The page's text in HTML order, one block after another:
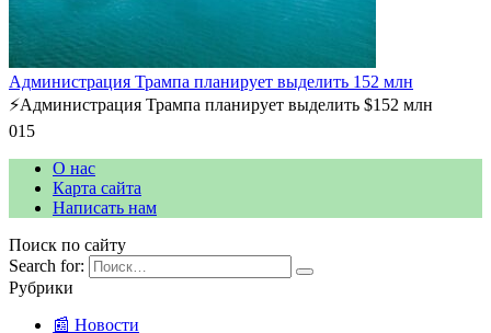
Администрация Трампа планирует выделить 152 млн
⚡️Администрация Трампа планирует выделить $152 млн
015
О нас
Карта сайта
Написать нам
Поиск по сайту
Search for:
Рубрики
📰 Новости